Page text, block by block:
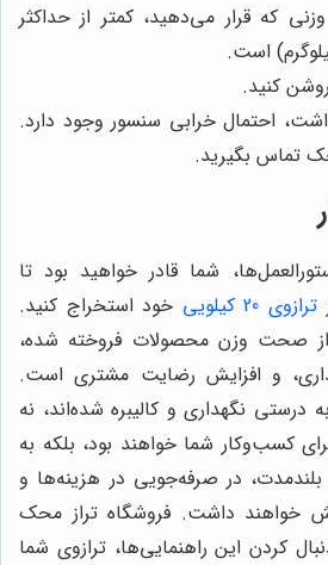
که قرار می‌دهید، کمتر از حداکثر
کنید.
احتمال خرابی سنسور وجود دارد.
تماس بگیرید.
شما قادر خواهید بود تا
ترازوی 20 کیلویی
خود استخراج کنید.
از صحت وزن محصولات فروخته شده،
و افزایش رضایت مشتری است.
که به درستی نگهداری و کالیبره شده‌اند، نه
برای کسب‌وکار شما خواهند بود، بلکه به
در صرفه‌جویی در هزینه‌ها و
خواهند داشت. فروشگاه تراز محک
کردن این راهنمایی‌ها، ترازوی شما